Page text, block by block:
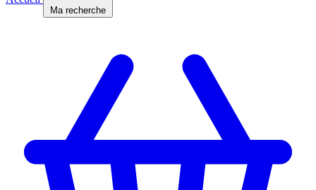
Ma recherche